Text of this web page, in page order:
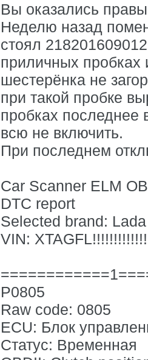
Вы оказались
Неделю назад
стоял
приличных пробках
шестерёнка не
при такой пробке
пробках последнее
всю не включить.
При последнем
Car Scanner ELM
DTC report
Selected brand: Lada
VIN:
P0805
Raw code: 0805
ECU: Блок
Статус: Временная